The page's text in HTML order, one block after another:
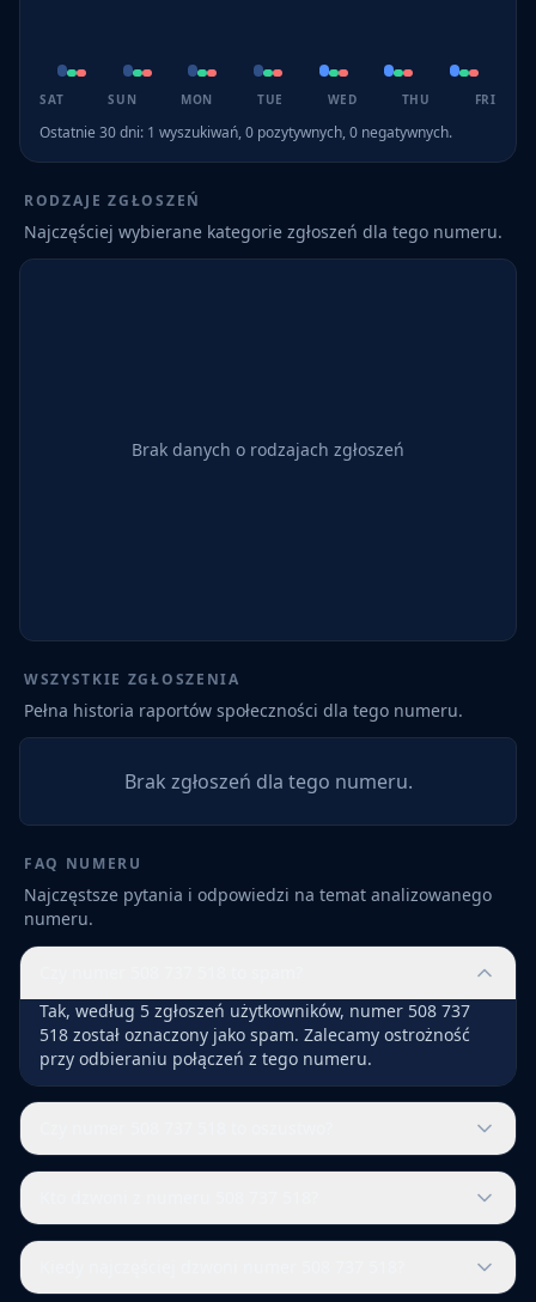
SAT SUN MON TUE WED THU FRI
Ostatnie 30 dni: 1 wyszukiwań,0 pozytywnych,0 negatywnych.
RODZAJE ZGŁOSZEŃ
Najczęściej wybierane kategorie zgłoszeń dla tego numeru.
Brak danych o rodzajach zgłoszeń
WSZYSTKIE ZGŁOSZENIA
Pełna historia raportów społeczności dla tego numeru.
Brak zgłoszeń dla tego numeru.
FAQ NUMERU
Najczęstsze pytania i odpowiedzi na temat analizowanego
numeru.
Tak, według 5 zgłoszeń użytkowników, numer 508 737
518 został oznaczony jako spam. Zalecamy ostrożność
przy odbieraniu połączeń z tego numeru.